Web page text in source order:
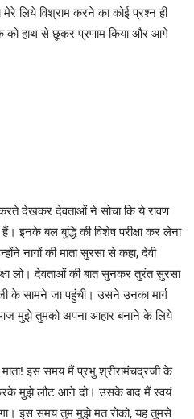
मेरे लिये विश्राम करने का कोई प्रश्न ही
को हाथ से छूकर प्रणाम किया और आगे
देखकर देवताओं ने सोचा कि ये रावण
इनके बल बुद्धि की विशेष परीक्षा कर लेना
नागों की माता सुरसा से कहा, देवी
लो। देवताओं की बात सुनकर तुरंत सुरसा
के सामने जा पहुंची। उसने उनका मार्ग
मुझे तुमको अपना आहार बनाने के लिये
इस समय मैं प्रभु श्रीरामंचद्रजी के
करके मुझे लौट आने दो। उसके बाद मैं स्वयं
इस समय तुम मुझे मत रोको, यह तुमसे